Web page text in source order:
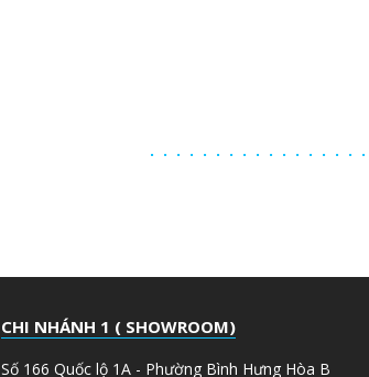
CHI NHÁNH 1 ( SHOWROOM)
Số 166 Quốc lộ 1A - Phường Bình Hưng Hòa B